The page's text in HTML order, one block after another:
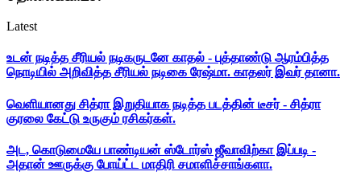
Latest
உடன் நடித்த சீரியல் நடிகருடனே காதல் - புத்தாண்டு ஆரம்பித்த
நொடியில் அறிவித்த சீரியல் நடிகை ரேஷ்மா. காதலர் இவர் தானா.
வெளியானது சித்ரா இறுதியாக நடித்த படத்தின் டீசர் - சித்ரா
குரலை கேட்டு உருகும் ரசிகர்கள்.
அட, கொடுமையே பாண்டியன் ஸ்டோர்ஸ் ஜீவாவிற்கா இப்படி -
அதான் ஊருக்கு போய்ட்ட மாதிரி சமாளிச்சாங்களா.